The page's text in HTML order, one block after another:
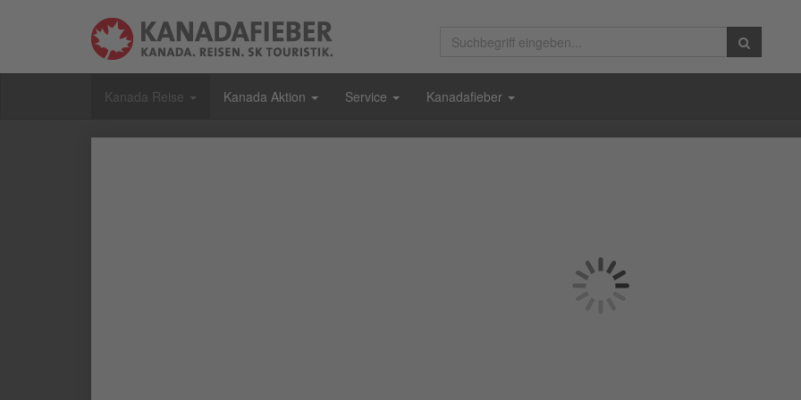
Kanada Reise Kanada Aktion Service Kanadafieber